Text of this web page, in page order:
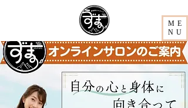
ME
NU